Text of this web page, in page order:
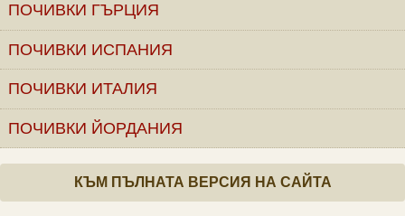
ПОЧИВКИ ГЪРЦИЯ
ПОЧИВКИ ИСПАНИЯ
ПОЧИВКИ ИТАЛИЯ
ПОЧИВКИ ЙОРДАНИЯ
КЪМ ПЪЛНАТА ВЕРСИЯ НА САЙТА